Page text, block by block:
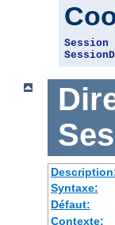
Session
Syntaxe:
Défaut:
Contexte: